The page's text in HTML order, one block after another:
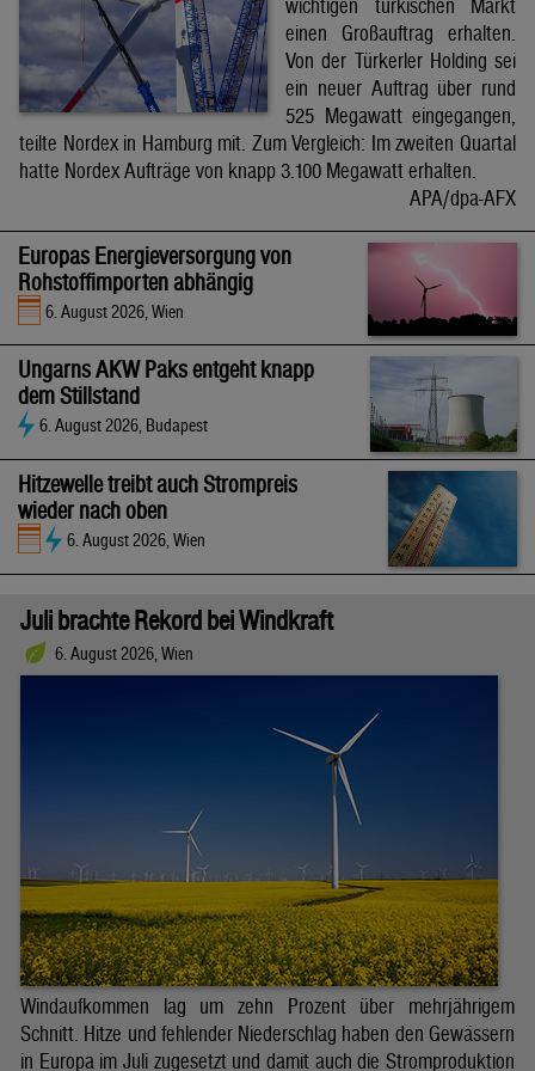
wichtigen türkischen Markt
einen Großauftrag erhalten.
Von der Türkerler Holding sei
ein neuer Auftrag über rund
525 Megawatt eingegangen,
teilte Nordex in Hamburg mit. Zum Vergleich: Im zweiten Quartal
hatte Nordex Aufträge von knapp 3.100 Megawatt erhalten.
APA/dpa-AFX
Europas Energieversorgung von
Rohstoffimporten abhängig
6. August 2026, Wien
Ungarns AKW Paks entgeht knapp
dem Stillstand
6. August 2026, Budapest
Hitzewelle treibt auch Strompreis
wieder nach oben
6. August 2026, Wien
Juli brachte Rekord bei Windkraft
6. August 2026, Wien
Windaufkommen lag um zehn Prozent über mehrjährigem
Schnitt. Hitze und fehlender Niederschlag haben den Gewässern
in Europa im Juli zugesetzt und damit auch die Stromproduktion